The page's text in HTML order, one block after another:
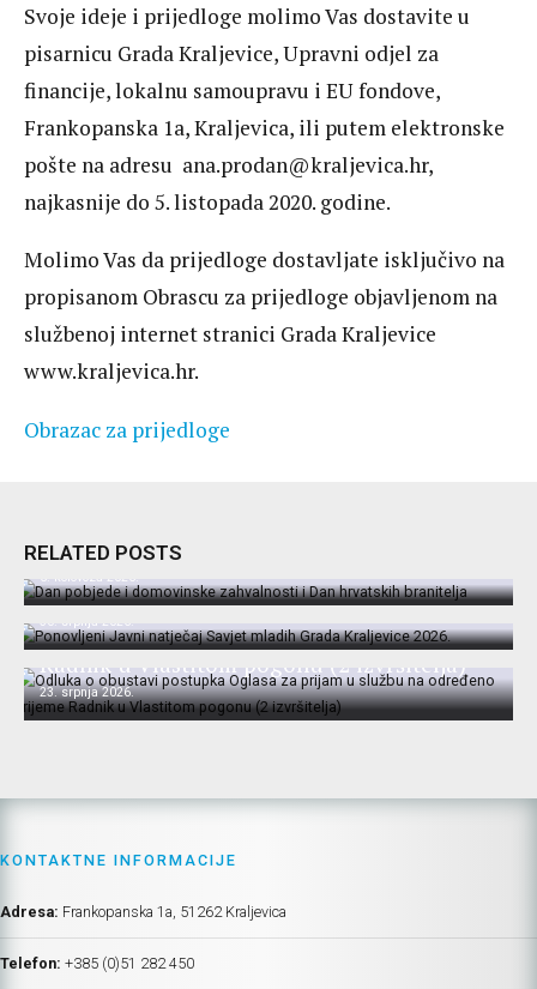
Svoje ideje i prijedloge molimo Vas dostavite u
pisarnicu Grada Kraljevice, Upravni odjel za
financije, lokalnu samoupravu i EU fondove,
Frankopanska 1a, Kraljevica, ili putem elektronske
pošte na adresu ana.prodan@kraljevica.hr,
najkasnije do 5. listopada 2020. godine.
Molimo Vas da prijedloge dostavljate isključivo na
propisanom Obrascu za prijedloge objavljenom na
službenoj internet stranici Grada Kraljevice
www.kraljevica.hr.
Obrazac za prijedloge
RELATED POSTS
hrvatskih branitelja
5. kolovoza 2026.
Ponovljeni Javni natječaj Savjet mladih
Grada Kraljevice 2026.
30. srpnja 2026.
Odluka o obustavi postupka Oglasa za
prijam u službu na određeno vrijeme
Radnik u Vlastitom pogonu (2 izvršitelja)
23. srpnja 2026.
KONTAKTNE INFORMACIJE
Adresa: Frankopanska 1a, 51262 Kraljevica
Telefon: +385 (0)51 282 450